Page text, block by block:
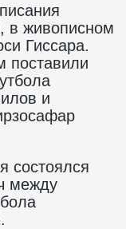
в живописном
Гиссара.
поставили
и
состоялся
между